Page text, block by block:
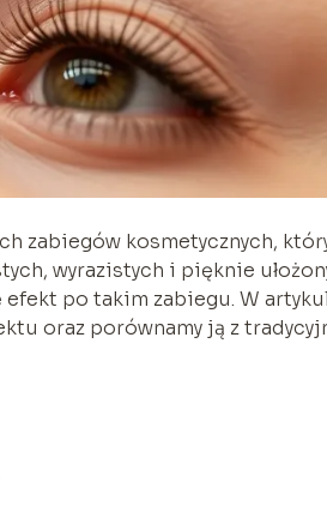
zabiegów kosmetycznych,
wyrazistych i pięknie
po takim zabiegu. W
oraz porównamy ją z